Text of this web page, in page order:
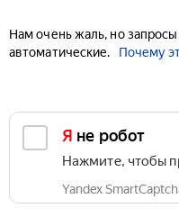
Нам очень жаль, но
автоматические.
Почему
Я не робот
Нажмите, чтобы
Yandex